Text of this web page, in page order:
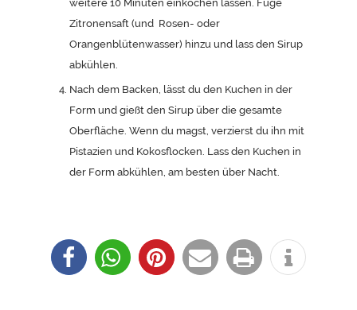
weitere 10 Minuten einkochen lassen. Füge
Zitronensaft (und Rosen- oder
Orangenblütenwasser) hinzu und lass den Sirup
abkühlen.
Nach dem Backen, lässt du den Kuchen in der
Form und gießt den Sirup über die gesamte
Oberfläche. Wenn du magst, verzierst du ihn mit
Pistazien und Kokosflocken. Lass den Kuchen in
der Form abkühlen, am besten über Nacht.